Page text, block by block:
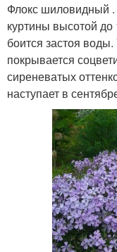
Флокс шиловидный .
куртины высотой
боится застоя
покрывается
сиреневатых
наступает в